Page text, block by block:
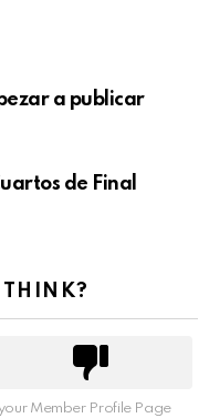
a publicar
de Final
Member Profile Page